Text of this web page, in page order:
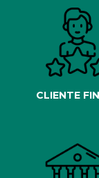
CLIENTE